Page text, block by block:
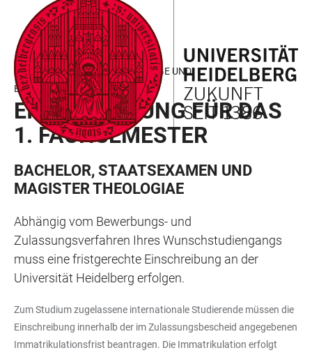
LINKS
ZUR
BARRIEREFREIHEIT
ZUM
HAUPTINHALT
HAUPTNAVIGATION
ÖFFNEN
WEBSEITENSUCHE
ÖFFNEN
EU- UND EWR-STAATSANGEHÖRIGE UND
BILDUNGSINLÄNDER:INNEN
EINSCHREIBUNG FÜR DAS
1. FACHSEMESTER
BACHELOR, STAATSEXAMEN UND
MAGISTER THEOLOGIAE
Abhängig vom Bewerbungs- und
Zulassungsverfahren Ihres Wunschstudiengangs
muss eine fristgerechte Einschreibung an der
Universität Heidelberg erfolgen.
Zum Studium zugelassene internationale Studierende müssen die
Einschreibung innerhalb der im Zulassungsbescheid angegebenen
Immatrikulationsfrist beantragen. Die Immatrikulation erfolgt